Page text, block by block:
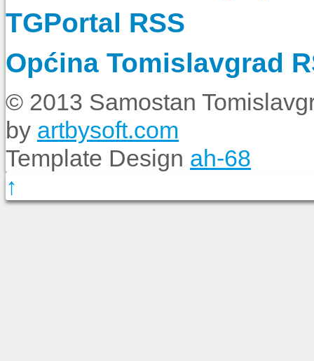
TGPortal RSS
Općina Tomislavgrad
© 2013 Samostan
by artbysoft.com
Template Design ah-68
↑